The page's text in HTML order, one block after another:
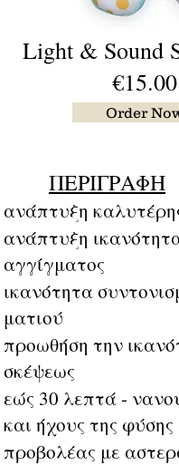
Light & Sound
€15.00
Order
ΠΕΡΙΓΡΑΦΗ
ανάπτυξη
ανάπτυξη
αγγίγματος
ικανότητα
ματιού
προωθήση την
σκέψεως
εώς 30 λεπτά -
και ήχους της φύσης
προβολέας με